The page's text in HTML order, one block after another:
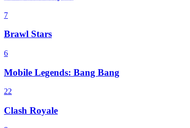
7
Brawl Stars
6
Mobile Legends: Bang Bang
22
Clash Royale